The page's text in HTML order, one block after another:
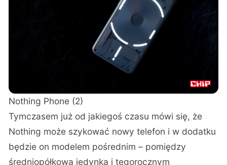
Nothing Phone (2)
Tymczasem już od jakiegoś czasu mówi się, że
Nothing może szykować nowy telefon i w dodatku
będzie on modelem pośrednim – pomiędzy
średniopółkową jedynką i tegorocznym